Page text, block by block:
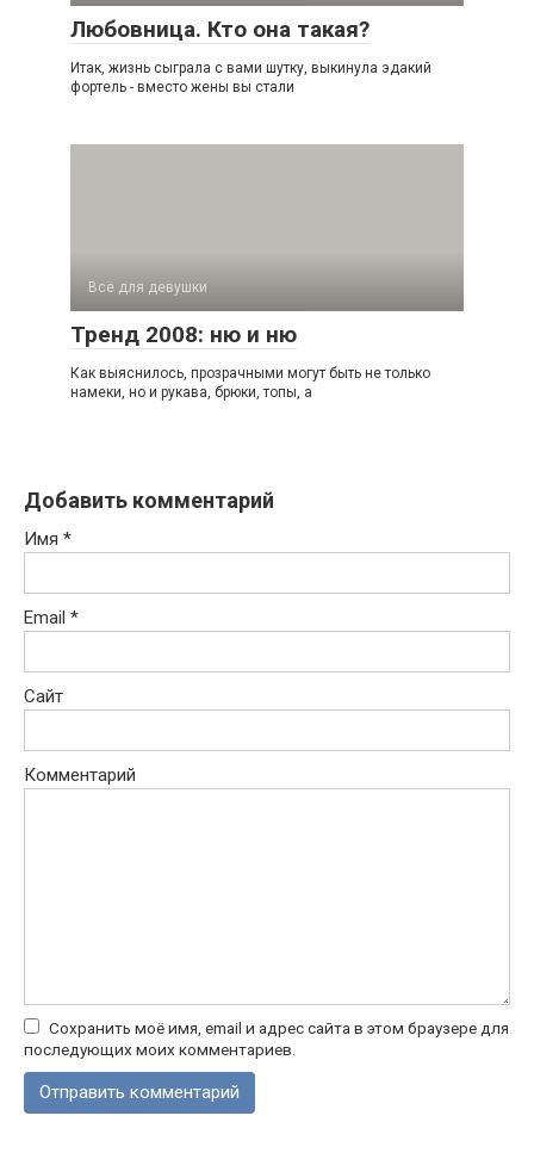
Любовница. Кто она такая?
Итак, жизнь сыграла с вами шутку, выкинула эдакий
фортель - вместо жены вы стали
Всё для девушки
Тренд 2008: ню и ню
Как выяснилось, прозрачными могут быть не только
намеки, но и рукава, брюки, топы, а
Добавить комментарий
Имя *
Email *
Сайт
Комментарий
Сохранить моё имя, email и адрес сайта в этом браузере для
последующих моих комментариев.